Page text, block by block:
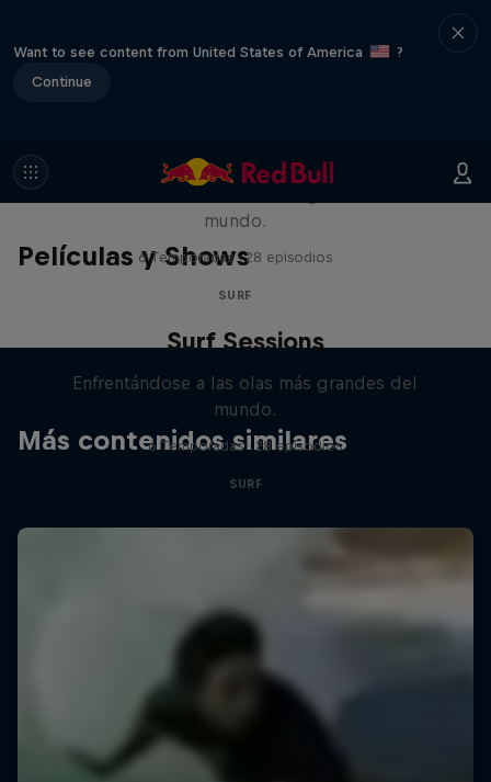
Want to see content from United States of America
?
Continue
Películas y Shows
Surf Sessions
mundo.
6 Temporadas · 28 episodios
SURF
Más contenidos similares
Surf Sessions
Enfrentándose a las olas más grandes del
mundo.
6 Temporadas · 28 episodios
SURF